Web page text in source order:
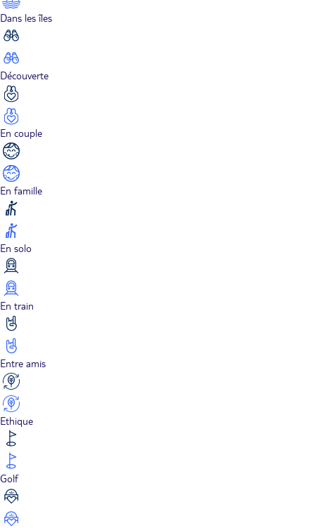
Dans les îles
Découverte
En couple
En famille
En solo
En train
Entre amis
Ethique
Golf